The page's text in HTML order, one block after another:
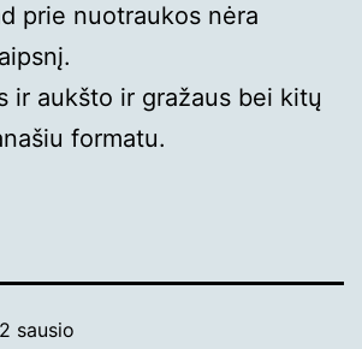
prie nuotraukos nėra
ir aukšto ir gražaus bei kitų
formatu.
sausio